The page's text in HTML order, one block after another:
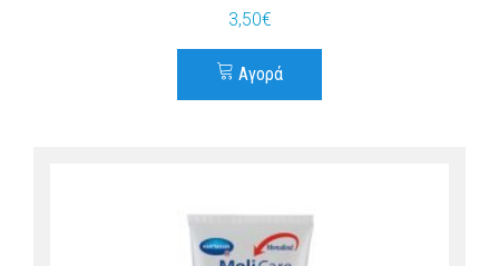
3,50€
Αγορά